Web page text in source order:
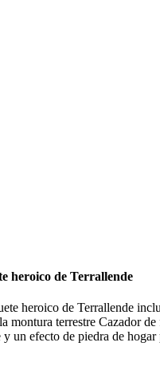
heroico de Terrallende
heroico de Terrallende
montura terrestre Cazador
y un efecto de piedra de